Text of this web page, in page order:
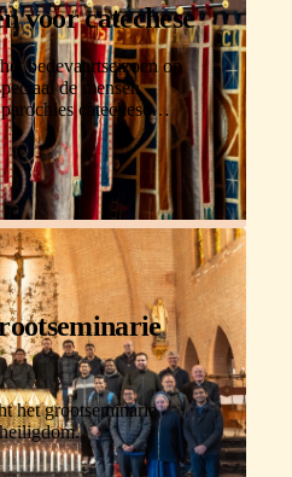
voor catechese
bedevaartseizoen op
de mensen
catechese
het grootseminarie